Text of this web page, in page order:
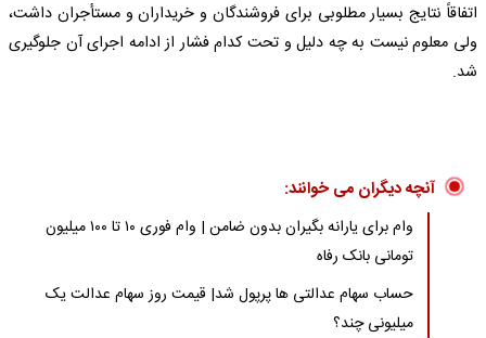
اتفاقاً نتایج بسیار مطلوبی برای فروشندگان و خریداران و مستأجران داشت،
ولی معلوم نیست به چه دلیل و تحت کدام فشار از ادامه اجرای آن جلوگیری
شد.
آنچه دیگران می خوانند:
وام برای یارانه بگیران بدون ضامن | وام فوری ۱۰ تا ۱۰۰ میلیون
تومانی بانک رفاه
حساب سهام عدالتی ها پرپول شد| قیمت روز سهام عدالت یک
میلیونی چند؟